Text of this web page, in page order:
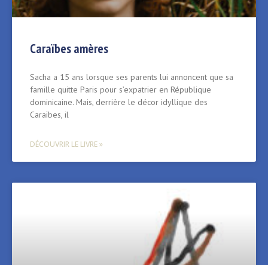
Caraïbes amères
Sacha a 15 ans lorsque ses parents lui annoncent que sa
famille quitte Paris pour s’expatrier en République
dominicaine. Mais, derrière le décor idyllique des
Caraïbes, il
DÉCOUVRIR LE LIVRE »